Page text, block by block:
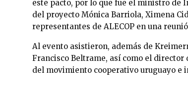
este pacto, por lo que fue el ministro de
del proyecto Mónica Barriola, Ximena
representantes de ALECOP en una
Al evento asistieron, además de
Francisco Beltrame, así como el
del movimiento cooperativo uruguayo e